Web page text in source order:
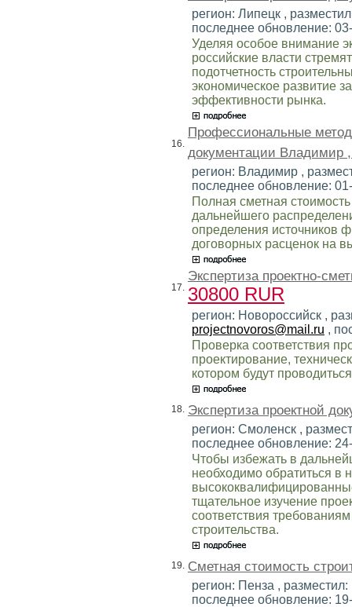
регион: Липецк ,
последнее обновление:
Уделяя особое внимание
российские власти
подотчетность
экономическое развитие
эффективности рынка.
16.
Профессиональные
документации Владимир
регион: Владимир ,
последнее обновление:
Полная сметная
дальнейшего
определения источников
договорных расценок на
17.
Экспертиза проектно-
30800 RUR
регион: Новороссийск ,
projectnovoros@mail.ru ,
Проверка соответствия
проектирование,
котором будут
18. Экспертиза проектной
регион: Смоленск ,
последнее обновление:
Чтобы избежать в
необходимо обратиться в
тщательное изучение
соответствия
строительства.
19. Сметная стоимость
регион: Пенза ,
последнее обновление: